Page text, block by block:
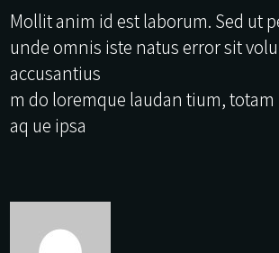
Mollit anim id est laborum. Sed ut
unde omnis iste natus error sit
accusantius
m do loremque laudan tium, totam
aq ue ipsa